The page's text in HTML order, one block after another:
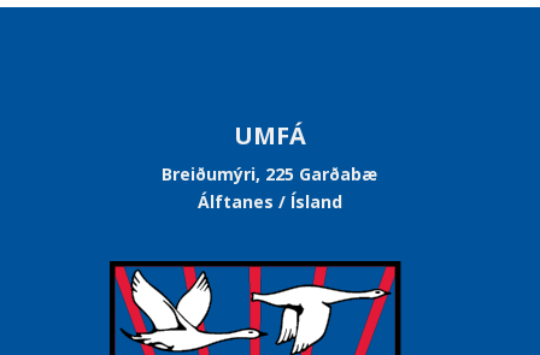
UMFÁ
Breiðumýri, 225 Garðabæ
Álftanes / Ísland